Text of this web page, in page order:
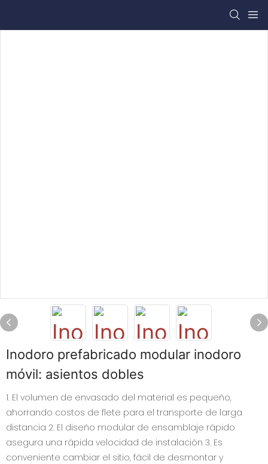
Inodoro prefabricado modular inodoro
móvil: asientos dobles
1. El volumen de envasado del material es pequeño,
ahorrando costos de flete para el transporte de larga
distancia 2. El diseño modular de ensamblaje rápido
asegura una rápida velocidad de instalación 3. Es
conveniente cambiar el sitio, fácil de desmontar y